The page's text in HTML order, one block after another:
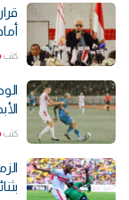
كتب
كتب